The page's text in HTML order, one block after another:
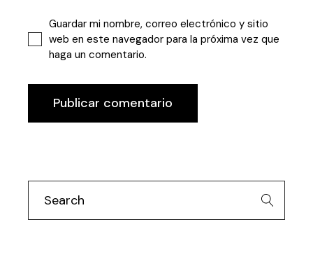
Guardar mi nombre, correo electrónico y sitio
web en este navegador para la próxima vez que
haga un comentario.
Publicar comentario
Search
for: